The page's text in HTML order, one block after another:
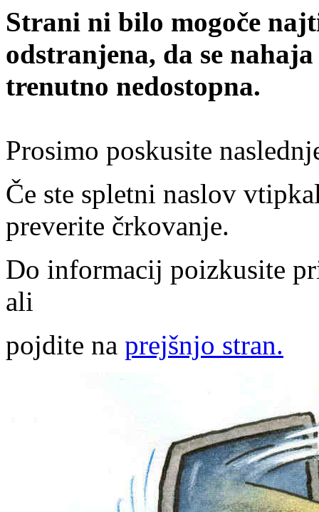
Strani ni bilo mogoče
odstranjena, da se
trenutno nedostopna.
Prosimo poskusite
Če ste spletni naslov
preverite črkovanje.
Do informacij poizkusite
ali
pojdite na prejšnjo stran.